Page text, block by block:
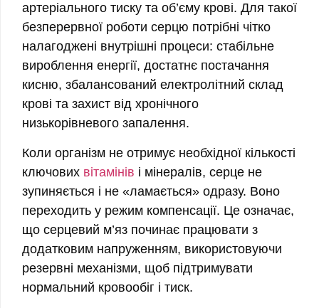
артеріального тиску та об’єму крові. Для такої
безперервної роботи серцю потрібні чітко
налагоджені внутрішні процеси: стабільне
вироблення енергії, достатнє постачання
кисню, збалансований електролітний склад
крові та захист від хронічного
низькорівневого запалення.
Коли організм не отримує необхідної кількості
ключових вітамінів і мінералів, серце не
зупиняється і не «ламається» одразу. Воно
переходить у режим компенсації. Це означає,
що серцевий м’яз починає працювати з
додатковим напруженням, використовуючи
резервні механізми, щоб підтримувати
нормальний кровообіг і тиск.